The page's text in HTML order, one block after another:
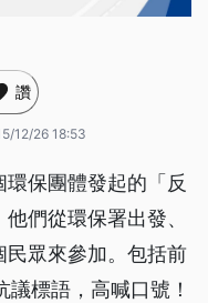
讚
12/26 18:53
保團體發起的「反
們從環保署出發、
民眾來參加。包括前
標語，高喊口號！